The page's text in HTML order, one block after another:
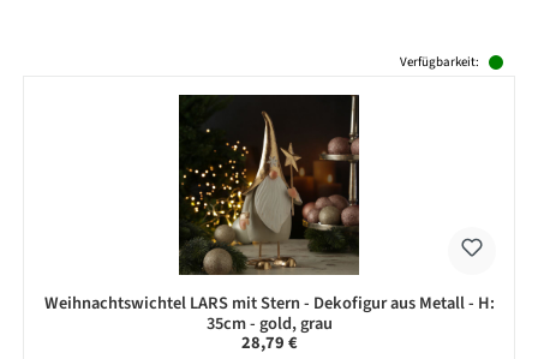
Verfügbarkeit:
Weihnachtswichtel LARS mit Stern - Dekofigur aus Metall - H:
35cm - gold, grau
Regulärer Preis:
28,79 €